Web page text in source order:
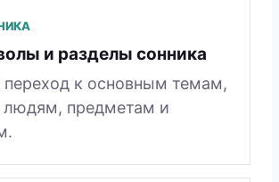
и разделы сонника
к основным темам,
людям, предметам и